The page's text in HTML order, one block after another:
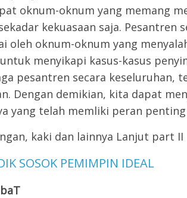
oknum-oknum yang memang
kekuasaan saja. Pesantren
oleh oknum-oknum yang
menyikapi kasus-kasus
pesantren secara keseluruhan,
Dengan demikian, kita dapat
yang telah memliki peran
kaki dan lainnya Lanjut part II
SOSOK PEMIMPIN IDEAL